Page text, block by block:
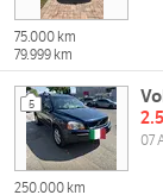
75.000 km
79.999 km
5
07
250.000 km